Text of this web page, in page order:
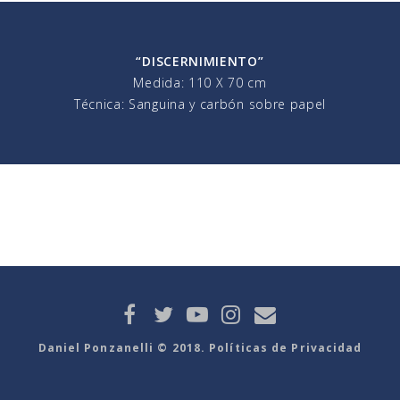
“DISCERNIMIENTO”
Medida: 110 X 70 cm
Técnica: Sanguina y carbón sobre papel
Daniel Ponzanelli © 2018. Políticas de Privacidad